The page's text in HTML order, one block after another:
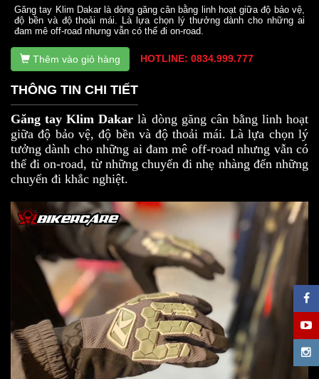
Găng tay Klim Dakar là dòng găng cân bằng linh hoạt giữa độ bảo vệ,
độ bền và độ thoải mái. Là lựa chọn lý thưởng dành cho những ai
đam mê off-road nhưng vẫn có thể đi on-road.
Thêm vào giỏ hàng HOTLINE: 0834.999.777
THÔNG TIN CHI TIẾT
Găng tay Klim Dakar là dòng găng cân bằng linh hoạt
giữa độ bảo vệ, độ bền và độ thoải mái. Là lựa chọn lý
tưởng dành cho những ai đam mê off-road nhưng vẫn có
thể đi on-road, từ những chuyến đi nhẹ nhàng đến những
chuyến đi khắc nghiệt.